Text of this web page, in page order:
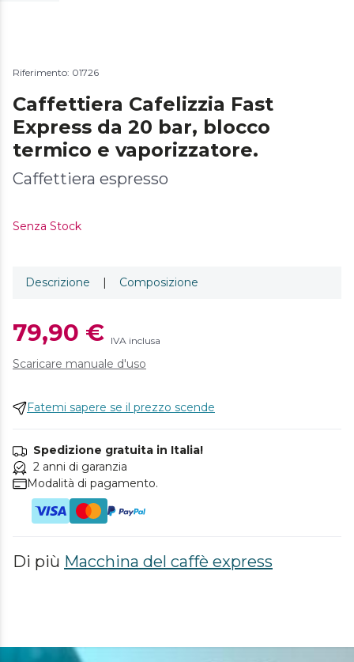
Riferimento: 01726
Caffettiera Cafelizzia Fast
Express da 20 bar, blocco
termico e vaporizzatore.
Caffettiera espresso
Senza Stock
Descrizione | Composizione
79,90 € IVA inclusa
Scaricare manuale d'uso
Fatemi sapere se il prezzo scende
Spedizione gratuita in Italia!
2 anni di garanzia
Modalità di pagamento.
Di più Macchina del caffè express